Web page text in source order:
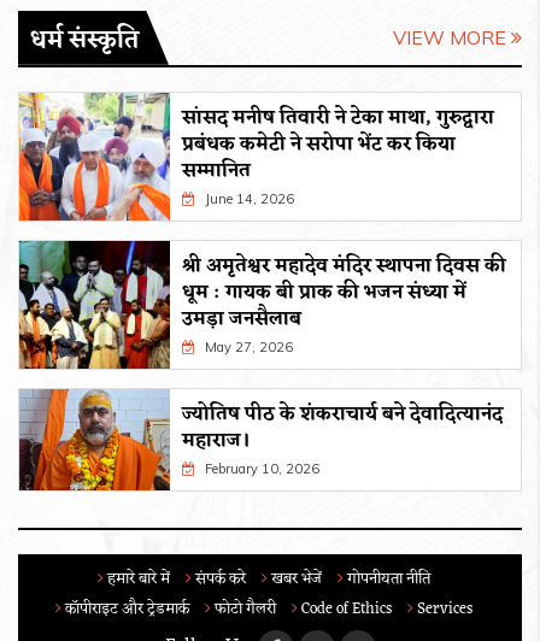
धर्म संस्कृति VIEW MORE
सांसद मनीष तिवारी ने टेका माथा, गुरुद्वारा
प्रबंधक कमेटी ने सरोपा भेंट कर किया
सम्मानित
June 14, 2026
श्री अमृतेश्वर महादेव मंदिर स्थापना दिवस की
धूम : गायक बी प्राक की भजन संध्या में
उमड़ा जनसैलाब
May 27, 2026
ज्योतिष पीठ के शंकराचार्य बने देवादित्यानंद
महाराज।
February 10, 2026
हमारे बारे में संपर्क करे खबर भेजें
गोपनीयता नीति
कॉपीराइट और ट्रेडमार्क
फोटो गैलरी Code of Ethics Services